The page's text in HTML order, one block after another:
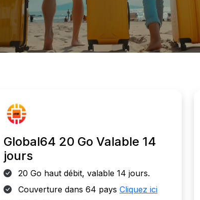
Global64 20 Go Valable 14
jours
20 Go haut débit, valable 14 jours.
Couverture dans 64 pays Cliquez ici